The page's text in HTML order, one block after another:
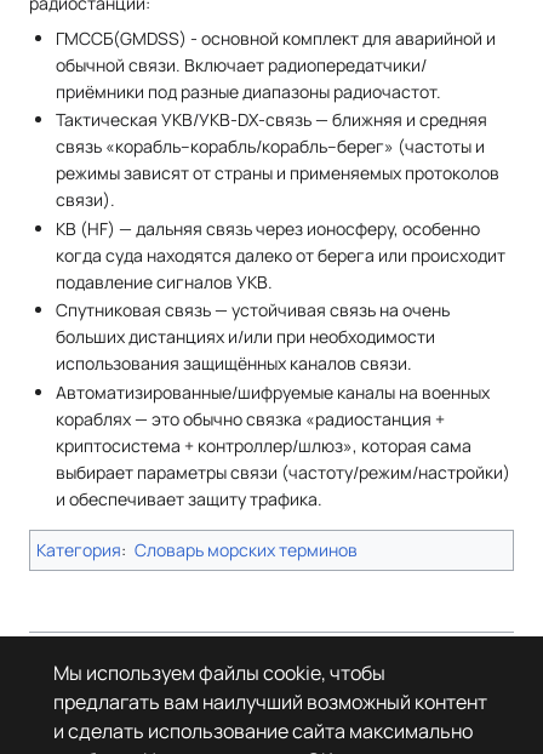
ГМССБ(GMDSS) - основной комплект для аварийной и
обычной связи. Включает радиопередатчики/
приёмники под разные диапазоны радиочастот.
Тактическая УКВ/УКВ-DX-связь — ближняя и средняя
связь «корабль–корабль/корабль–берег» (частоты и
режимы зависят от страны и применяемых протоколов
связи).
КВ (HF) — дальняя связь через ионосферу, особенно
когда суда находятся далеко от берега или происходит
подавление сигналов УКВ.
Спутниковая связь — устойчивая связь на очень
больших дистанциях и/или при необходимости
использования защищённых каналов связи.
Автоматизированные/шифруемые каналы на военных
кораблях — это обычно связка «радиостанция +
криптосистема + контроллер/шлюз», которая сама
выбирает параметры связи (частоту/режим/настройки)
и обеспечивает защиту трафика.
Категория: Словарь морских терминов
Страница в последний раз была отредактирована 26 июля 2026 года
в 20:24.
© Леста Игры, 2022–2026. Игры «Мир танков», «Мир кораблей», Tanks
Blitz основаны на интеллектуальной собственности третьих лиц. Все
Мы используем файлы cookie, чтобы
предлагать вам наилучший возможный контент
и сделать использование сайта максимально